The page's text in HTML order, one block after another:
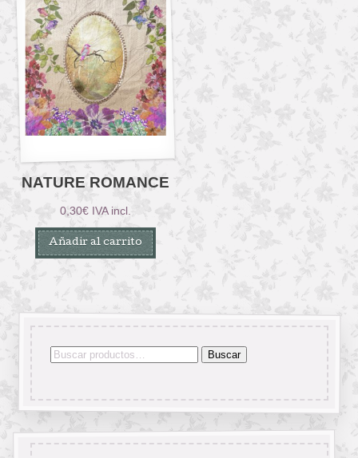
NATURE ROMANCE
0,30€ IVA incl.
Añadir al carrito
Buscar
Buscar